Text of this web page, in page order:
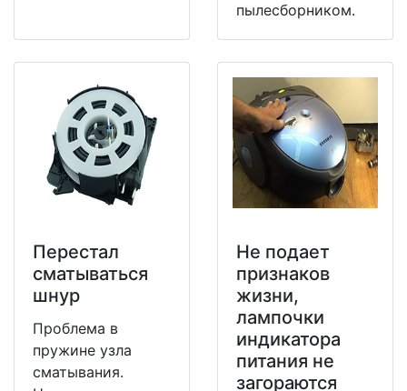
пылесборником.
Перестал
сматываться
шнур
Проблема в
пружине узла
сматывания.
Не подает
признаков
жизни,
лампочки
индикатора
питания не
загораются